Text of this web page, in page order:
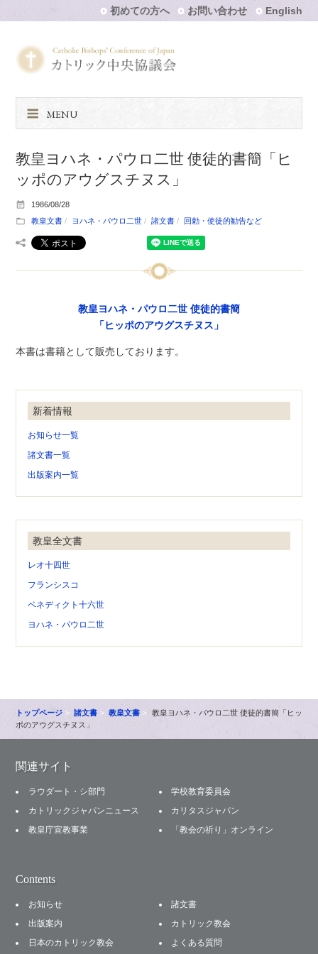
初めての方へ お問い合わせ English
MENU
教皇ヨハネ・パウロ二世 使徒的書簡「ヒ
ッポのアウグスチヌス」
1986/08/28
教皇文書
ヨハネ・パウロ二世 諸文書 回勅・使徒的勧告など
教皇ヨハネ・パウロ二世 使徒的書簡
「ヒッポのアウグスチヌス」
本書は書籍として販売しております。
新着情報
お知らせ一覧
諸文書一覧
出版案内一覧
教皇全文書
レオ十四世
フランシスコ
ベネディクト十六世
ヨハネ・パウロ二世
トップページ 諸文書 教皇文書
教皇ヨハネ・パウロ二世 使徒的書簡「ヒッ
ポのアウグスチヌス」
関連サイト
ラウダート・シ部門
学校教育委員会
カトリックジャパンニュース
カリタスジャパン
教皇庁宣教事業
「教会の祈り」オンライン
Contents
お知らせ
諸文書
出版案内
カトリック教会
日本のカトリック教会
よくある質問